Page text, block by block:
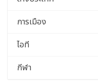
การเมือง
ไอที
กีฬา